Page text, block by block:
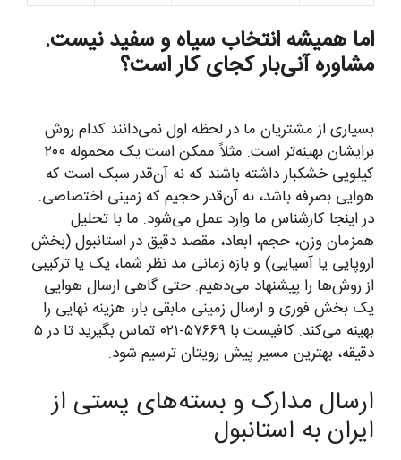
اما همیشه انتخاب سیاه و سفید نیست.
مشاوره آنی‌بار کجای کار است؟
بسیاری از مشتریان ما در لحظه اول نمی‌دانند کدام روش
برایشان بهینه‌تر است. مثلاً ممکن است یک محموله ۲۰۰
کیلویی خشکبار داشته باشند که نه آن‌قدر سبک است که
هوایی بصرفه باشد، نه آن‌قدر حجیم که زمینی اختصاصی.
در اینجا کارشناس ما وارد عمل می‌شود: ما با تحلیل
همزمان وزن، حجم، ابعاد، مقصد دقیق در استانبول (بخش
اروپایی یا آسیایی) و بازه زمانی مد نظر شما، یک یا ترکیبی
از روش‌ها را پیشنهاد می‌دهیم. حتی گاهی ارسال هوایی
یک بخش فوری و ارسال زمینی مابقی بار، هزینه نهایی را
بهینه می‌کند. کافیست با ۵۷۶۶۹-۰۲۱ تماس بگیرید تا در ۵
دقیقه، بهترین مسیر پیش رویتان ترسیم شود.
ارسال مدارک و بسته‌های پستی از
ایران به استانبول